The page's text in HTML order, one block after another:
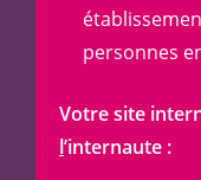
personnes
Votre site
l’internaute :